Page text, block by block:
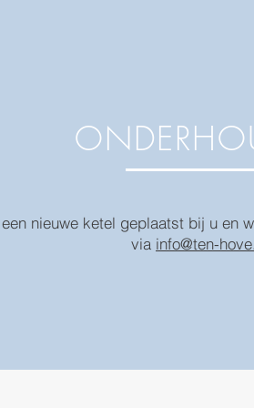
nieuwe ketel geplaatst bij u en
via info@ten-